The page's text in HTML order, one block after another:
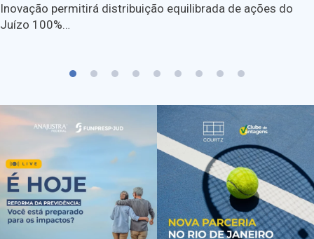
Inovação permitirá distribuição equilibrada de ações do
Juízo 100%…